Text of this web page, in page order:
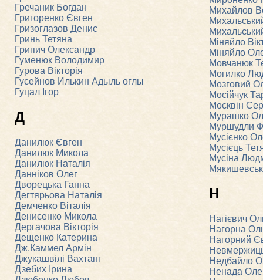
Гречаник Богдан
Григоренко Євген
Гризоглазов Денис
Гринь Тетяна
Грипич Олександр
Гуменюк Володимир
Гурова Вікторія
Гусейнов Илькин Адыль оглы
Гуцал Ігор
Д
Данилюк Євген
Данилюк Микола
Данилюк Наталія
Данніков Олег
Дворецька Ганна
Дегтярьова Наталія
Демченко Віталія
Денисенко Микола
Дергачова Вікторія
Дещенко Катерина
Дж.Каммел Армін
Джукашвілі Вахтанг
Дзебих Ірина
Михайлов
Міняйло
Міняйло
Мовчанюк
Могилко
Мозговий
Мосійчук
Москвін
Мурашко
Муршудли
Мусієнко
Мусієць
Мусіна
Н
Нагієвич
Нагорна
Нагорний
Недбайло
Ненада